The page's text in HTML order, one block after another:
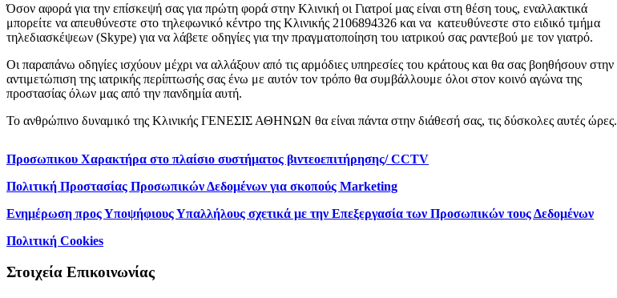
Όσον αφορά για την επίσκεψή σας για πρώτη φορά στην Κλινική οι Γιατροί μας είναι στη θέση τους, εναλλακτικά
μπορείτε να απευθύνεστε στο τηλεφωνικό κέντρο της Κλινικής 2106894326 και να κατευθύνεστε στο ειδικό τμήμα
τηλεδιασκέψεων (Skype) για να λάβετε οδηγίες για την πραγματοποίηση του ιατρικού σας ραντεβού με τον γιατρό.
Οι παραπάνω οδηγίες ισχύουν μέχρι να αλλάξουν από τις αρμόδιες υπηρεσίες του κράτους και θα σας βοηθήσουν στην
αντιμετώπιση της ιατρικής περίπτωσής σας ένω με αυτόν τον τρόπο θα συμβάλλουμε όλοι στον κοινό αγώνα της
προστασίας όλων μας από την πανδημία αυτή.
Το ανθρώπινο δυναμικό της Κλινικής ΓΕΝΕΣΙΣ ΑΘΗΝΩΝ θα είναι πάντα στην διάθεσή σας, τις δύσκολες αυτές ώρες.
Προσωπικου Χαρακτήρα στο πλαίσιο συστήματος βιντεοεπιτήρησης/ CCTV
Πολιτική Προστασίας Προσωπικών Δεδομένων για σκοπούς Marketing
Ενημέρωση προς Υποψήφιους Υπαλλήλους σχετικά με την Επεξεργασία των Προσωπικών τους Δεδομένων
Πολιτική Cookies
Στοιχεία Επικοινωνίας